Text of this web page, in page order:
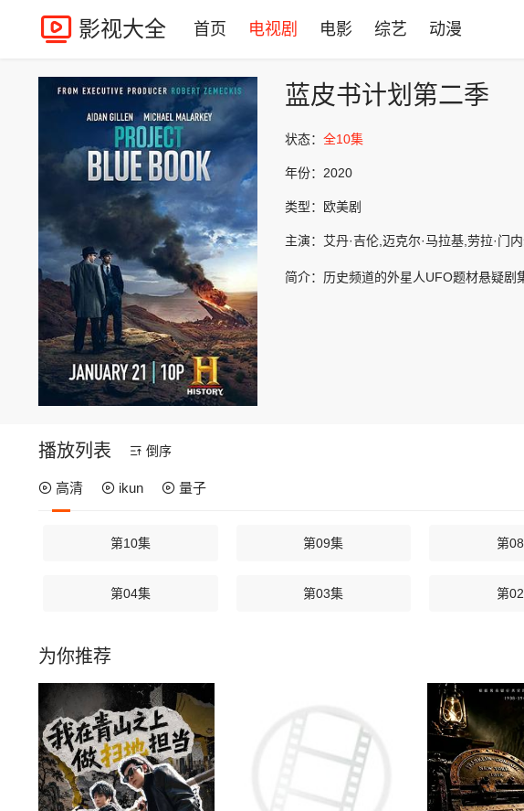
影视大全 首页 电视剧 电影 综艺 动漫
蓝皮书计划第二季
状态： 全10集
年份： 2020
类型： 欧美剧
主演： 艾丹·吉伦,迈克尔·马拉基,劳拉·门
简介： 历史频道的外星人UFO题材悬疑剧
播放列表 倒序
高清 ikun 量子
第10集 第09集 第
第04集 第03集 第
为你推荐